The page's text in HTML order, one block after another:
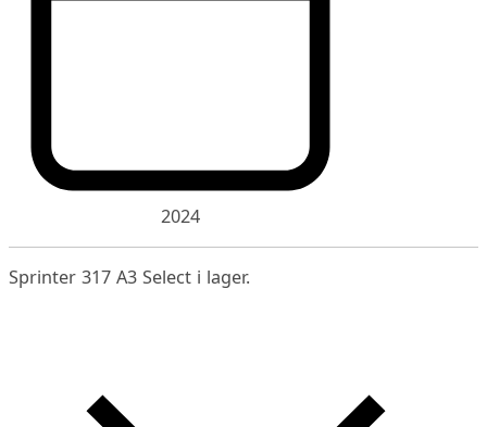
2024
Sprinter 317 A3 Select i lager.